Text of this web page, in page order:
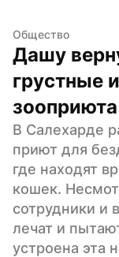
Общество
Дашу
грустные
В Салехарде
приют для
где находят
кошек.
сотрудники и
лечат и
устроена эта